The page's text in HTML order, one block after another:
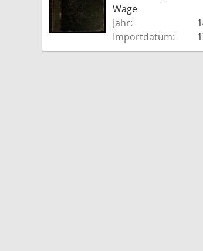
Wage
Jahr:
Importdatum: